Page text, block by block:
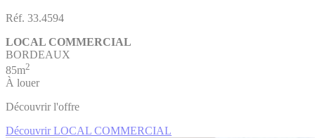
Réf. 33.4594
LOCAL COMMERCIAL
BORDEAUX
85m2
À louer
Découvrir l'offre
Découvrir LOCAL COMMERCIAL